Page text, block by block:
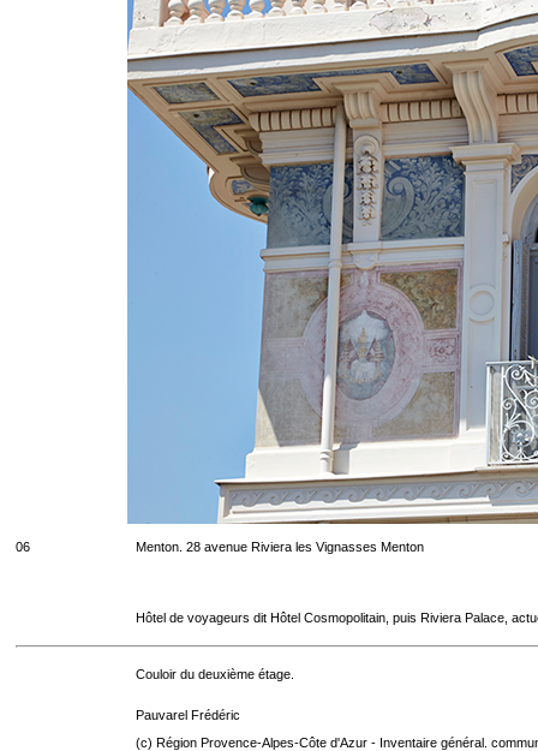
06 Menton. 28 avenue Riviera les Vignasses Menton
Hôtel de voyageurs dit Hôtel Cosmopolitain, puis Riviera Palace,
Couloir du deuxième étage.
Pauvarel Frédéric
(c) Région Provence-Alpes-Côte d'Azur - Inventaire général.